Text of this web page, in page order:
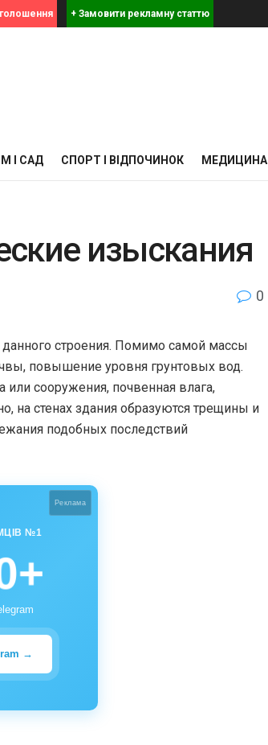
+ Замовити рекламну статтю
І САД СПОРТ І ВІДПОЧИНОК МЕДИЦИНА
изыскания
0
данного строения. Помимо самой массы
повышение уровня грунтовых вод.
сооружения, почвенная влага,
на стенах здания образуются трещины и
подобных последствий
Реклама
№1
→